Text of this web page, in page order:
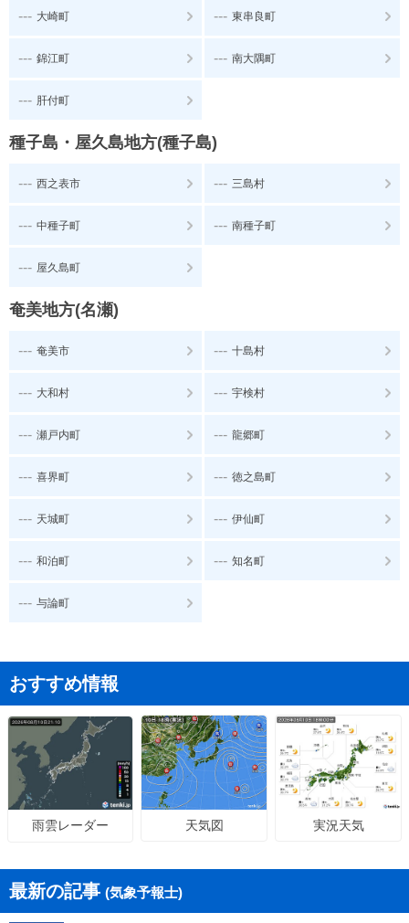
--- 大崎町 --- 東串良町
--- 錦江町 --- 南大隅町
--- 肝付町
種子島・屋久島地方(種子島)
--- 西之表市 --- 三島村
--- 中種子町 --- 南種子町
--- 屋久島町
奄美地方(名瀬)
--- 奄美市 --- 十島村
--- 大和村 --- 宇検村
--- 瀬戸内町 --- 龍郷町
--- 喜界町 --- 徳之島町
--- 天城町 --- 伊仙町
--- 和泊町 --- 知名町
--- 与論町
おすすめ情報
雨雲レーダー 天気図 実況天気
最新の記事 (気象予報士)